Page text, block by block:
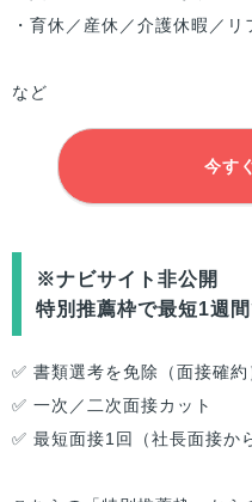
・育休／産休／介護休暇／リ
など
今す
※ナビサイト非公開
特別推薦枠で最短1週
✅ 書類選考を免除（面接確約
✅ 一次／二次面接カット
✅ 最短面接1回（社長面接か